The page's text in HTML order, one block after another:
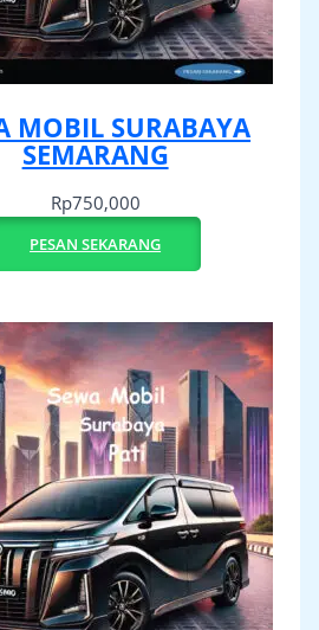
MOBIL SURABAYA
SEMARANG
Rp750,000
PESAN SEKARANG